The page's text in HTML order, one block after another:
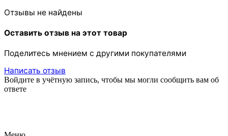
Отзывы не найдены
Оставить отзыв на этот товар
Поделитесь мнением с другими покупателями
Написать отзыв
Войдите в учётную запись, чтобы мы могли сообщить вам об
ответе